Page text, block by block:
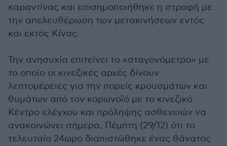
καραντίνας και επισημοποιήθηκε η στροφή με
την απελευθέρωση των μετακινήσεων εντός
και εκτός Κίνας.
Την ανησυχία επιτείνει το «σταγονόμετρο» με
το οποίο οι κινεζικές αρχές δίνουν
λεπτομέρειες για την πορείς κρουσμάτων και
θυμάτων από τον κορωνοϊό με το κινεζικό
Κέντρο ελέγχου και πρόληψης ασθενειών να
ανακοινώνει σήμερα, Πέμπτη (29/12) ότι το
τελευταίο 24ωρο διαπιστώθηκε ένας θάνατος